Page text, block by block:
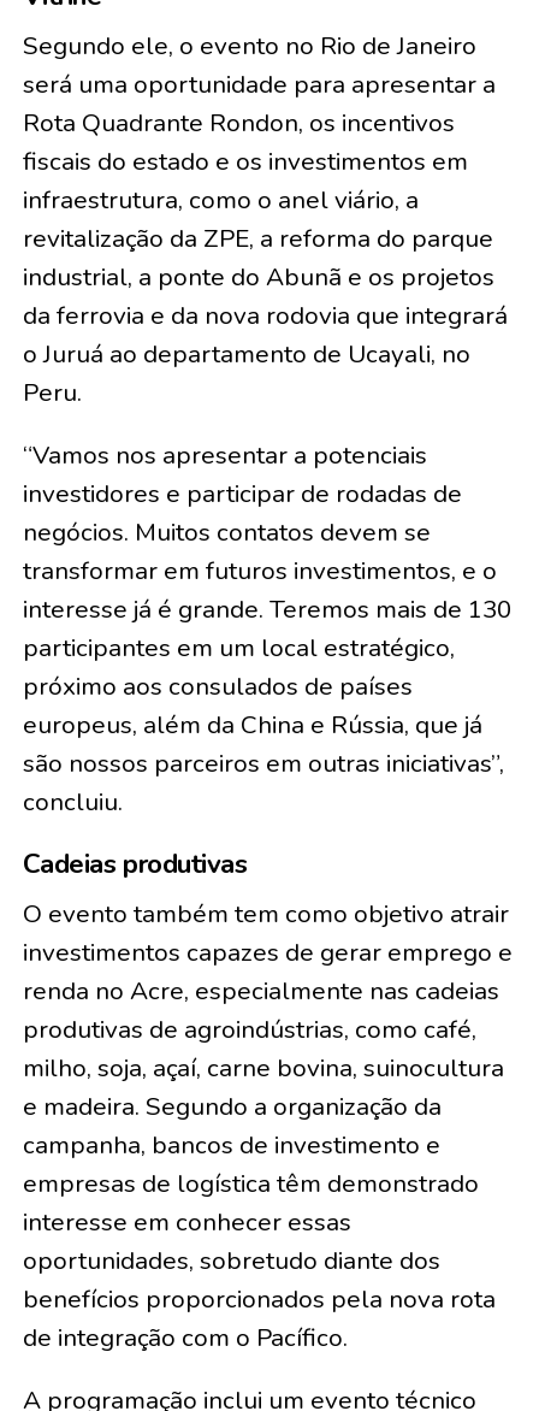
Segundo ele, o evento no Rio de Janeiro
será uma oportunidade para apresentar a
Rota Quadrante Rondon, os incentivos
fiscais do estado e os investimentos em
infraestrutura, como o anel viário, a
revitalização da ZPE, a reforma do parque
industrial, a ponte do Abunã e os projetos
da ferrovia e da nova rodovia que integrará
o Juruá ao departamento de Ucayali, no
Peru.
“Vamos nos apresentar a potenciais
investidores e participar de rodadas de
negócios. Muitos contatos devem se
transformar em futuros investimentos, e o
interesse já é grande. Teremos mais de 130
participantes em um local estratégico,
próximo aos consulados de países
europeus, além da China e Rússia, que já
são nossos parceiros em outras iniciativas”,
concluiu.
Cadeias produtivas
O evento também tem como objetivo atrair
investimentos capazes de gerar emprego e
renda no Acre, especialmente nas cadeias
produtivas de agroindústrias, como café,
milho, soja, açaí, carne bovina, suinocultura
e madeira. Segundo a organização da
campanha, bancos de investimento e
empresas de logística têm demonstrado
interesse em conhecer essas
oportunidades, sobretudo diante dos
benefícios proporcionados pela nova rota
de integração com o Pacífico.
A programação inclui um evento técnico